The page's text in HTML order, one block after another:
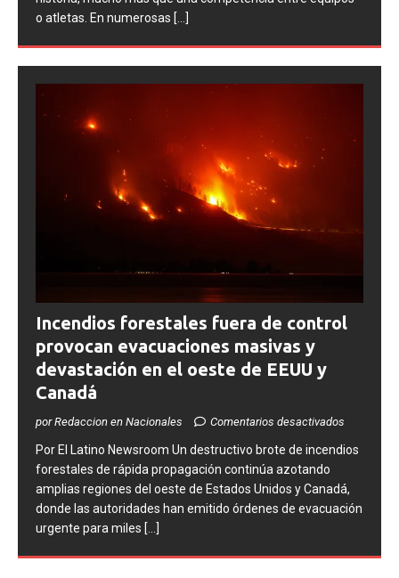
contra el plan de inversión privada
Por El Latino Newsroom La creciente controversia en
al futuro financiero de la Copa Mundial de la FIFA sumó un
Incendios forestales fuera de control
provocan evacuaciones masivas y
devastación en el oeste de EEUU y
Canadá
por Redaccion en Nacionales Comentarios desactivados
​Por El Latino Newsroom Un destructivo brote de incendios
forestales de rápida propagación continúa azotando
amplias regiones del oeste de Estados Unidos y Canadá,
donde las autoridades han emitido órdenes de evacuación
urgente para miles [...]